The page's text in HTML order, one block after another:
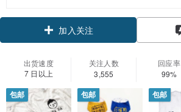
加入关注
出货速度
7 日以上
关注人数
3,555
回应率
99%
包邮 包邮 包邮